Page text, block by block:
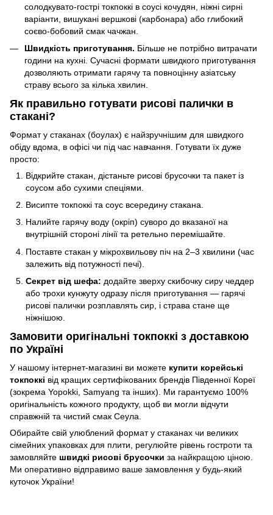
солодкувато-гострі токпоккі в соусі кочудян, ніжні сирні
варіанти, вишукані вершкові (карбонара) або глибокий
соєво-бобовий смак чачжан.
Швидкість приготування. Більше не потрібно витрачати
години на кухні. Сучасні формати швидкого приготування
дозволяють отримати гарячу та повноцінну азіатську
страву всього за кілька хвилин.
Як правильно готувати рисові палички в
стакані?
Формат у стаканах (боулах) є найзручнішим для швидкого
обіду вдома, в офісі чи під час навчання. Готувати їх дуже
просто:
Відкрийте стакан, дістаньте рисові брусочки та пакет із
соусом або сухими спеціями.
Висипте токпоккі та соус всередину стакана.
Налийте гарячу воду (окріп) суворо до вказаної на
внутрішній стороні лінії та ретельно перемішайте.
Поставте стакан у мікрохвильову піч на 2–3 хвилини (час
залежить від потужності печі).
Секрет від шефа: додайте зверху скибочку сиру чеддер
або трохи кунжуту одразу після приготування — гарячі
рисові палички розплавлять сир, і страва стане ще
ніжнішою.
Замовити оригінальні токпоккі з доставкою
по Україні
У нашому інтернет-магазині ви можете купити корейські
токпоккі від кращих сертифікованих брендів Південної Кореї
(зокрема Yopokki, Samyang та інших). Ми гарантуємо 100%
оригінальність кожного продукту, щоб ви могли відчути
справжній та чистий смак Сеула.
Обирайте свій улюблений формат у стаканах чи великих
сімейних упаковках для плити, регулюйте рівень гостроти та
замовляйте швидкі рисові брусочки за найкращою ціною.
Ми оперативно відправимо ваше замовлення у будь-який
куточок України!